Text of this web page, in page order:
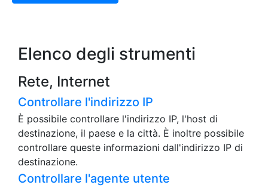
Elenco degli strumenti
Rete, Internet
Controllare l'indirizzo IP
È possibile controllare l'indirizzo IP, l'host di
destinazione, il paese e la città. È inoltre possibile
controllare queste informazioni dall'indirizzo IP di
destinazione.
Controllare l'agente utente